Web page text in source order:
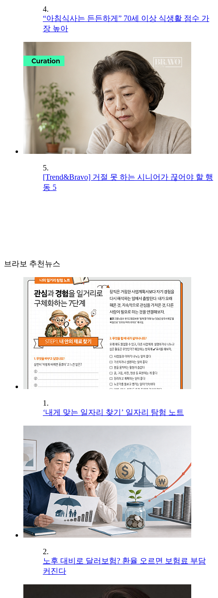
4.
“아침식사는 든든하게” 70세 이상 식생활 점수 가
장 높아
5.
[Trend&Bravo] 거절 못 하는 시니어가 끊어야 할 행
동 5
브라보 추천뉴스
1.
‘내게 맞는 일자리 찾기’ 일자리 탐험 노트
2.
노후 대비로 달러보험? 환율 오르면 보험료 부담
커진다